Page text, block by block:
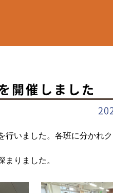
開催しました
行いました。各班に分かれ
りました。